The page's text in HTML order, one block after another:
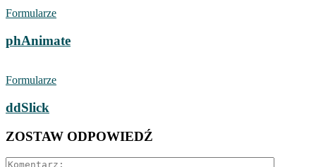
Formularze
phAnimate
Formularze
ddSlick
ZOSTAW ODPOWIEDŹ